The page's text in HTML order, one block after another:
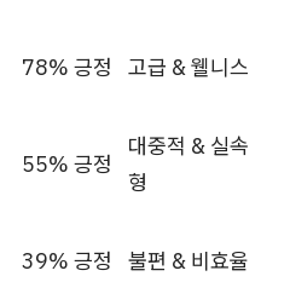
78% 긍정 고급 & 웰니스
55% 긍정
대중적 & 실속
형
39% 긍정 불편 & 비효율